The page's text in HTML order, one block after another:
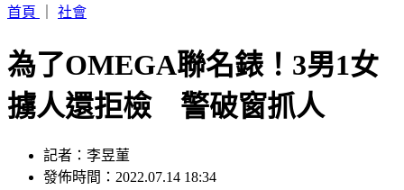
首頁
社會
為了OMEGA聯名錶！3男1女
擄人還拒檢 警破窗抓人
記者：李昱菫
發佈時間：2022.07.14 18:34